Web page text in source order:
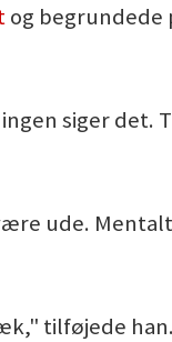
og begrundede
siger det.
ude.
tilføjede han.